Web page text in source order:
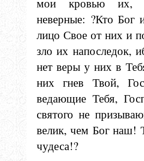
неверные: ?Кто Бог
лицо Свое от них и
зло их напоследок,
нет веры у них в
них гнев Твой,
ведающие Тебя,
святого не
велик, чем Бог наш!
чудеса!?